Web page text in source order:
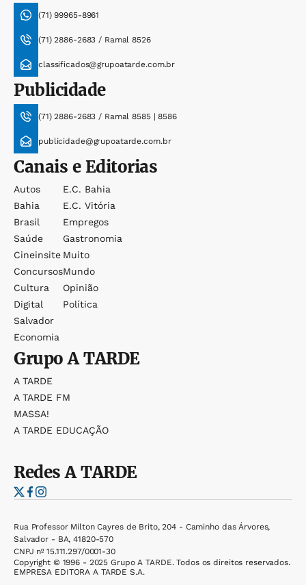
(71) 99965-8961
(71) 2886-2683 / Ramal 8526
classificados@grupoatarde.com.br
Publicidade
(71) 2886-2683 / Ramal 8585 | 8586
publicidade@grupoatarde.com.br
Canais e Editorias
Autos
Bahia
Brasil
Saúde
Cineinsite
Concursos
Cultura
Digital
Salvador
Economia
E.c. Bahia
E.c. Vitória
Empregos
Gastronomia
Muito
Mundo
Opinião
Política
GrupoA TARDE
A TARDE
A TARDE FM
MASSA!
A TARDE EDUCAÇÃO
RedesA TARDE
Rua Professor Milton Cayres de Brito, 204 - Caminho das Árvores,
Salvador - BA, 41820-570
CNPJ nº 15.111.297/0001-30
Copyright © 1996 - 2025 Grupo A TARDE. Todos os direitos reservados.
EMPRESA EDITORA A TARDE S.A.